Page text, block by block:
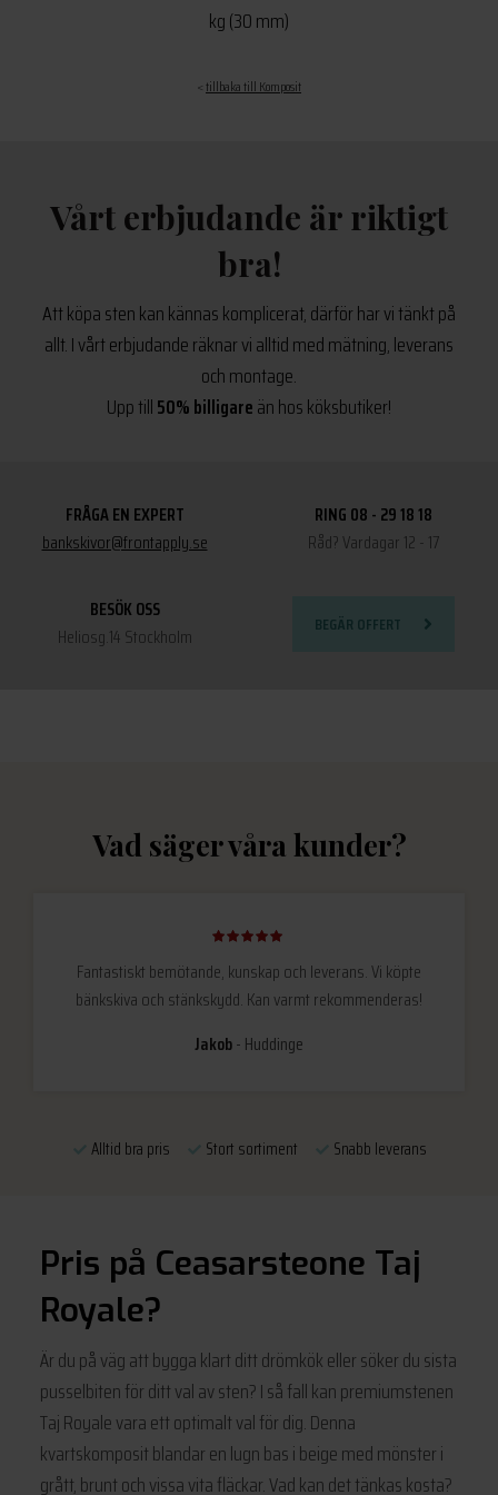
kg (30 mm)
<tillbaka till Komposit
Vårt erbjudande är riktigt
bra!
Att köpa sten kan kännas komplicerat, därför har vi tänkt på
allt. I vårt erbjudande räknar vi alltid med mätning, leverans
och montage.
Upp till50% billigareän hos köksbutiker!
FRÅGA EN EXPERT
bankskivor@frontapply.se
RING 08 - 29 18 18
Råd? Vardagar 12 - 17
BESÖK OSS
Heliosg.14 Stockholm
BEGÄR OFFERT
Vad säger våra kunder?
Fantastiskt bemötande, kunskap och leverans. Vi köpte
bänkskiva och stänkskydd. Kan varmt rekommenderas!
Jakob Huddinge
Alltid bra pris Stort sortiment Snabb leverans
Pris på Ceasarsteone Taj
Royale?
Är du på väg att bygga klart ditt drömkök eller söker du sista
pusselbiten för ditt val av sten? I så fall kan premiumstenen
Taj Royale vara ett optimalt val för dig. Denna
kvartskomposit blandar en lugn bas i beige med mönster i
grått, brunt och vissa vita fläckar. Vad kan det tänkas kosta?